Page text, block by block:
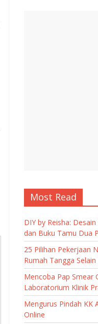
Most Read
DIY by Reisha:
dan Buku Tamu Dua
25 Pilihan Pekerjaan
Rumah Tangga
Mencoba Pap Smear
Laboratorium Klinik
Mengurus Pindah KK
Online